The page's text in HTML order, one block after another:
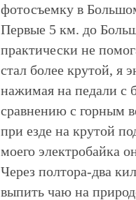
фотосъемку в
Первые 5 км. до
практически не
стал более крутой, я
нажимая на педали с
сравнению с горным
при езде на крутой
моего электробайка
Через полтора-два
выпить чаю на